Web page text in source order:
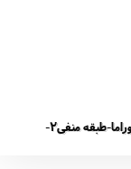
تهران- خیابان پیروزی-چهارراه کوکا کولا-مجتمع تجاری پانوراما-طبقه منفی2-